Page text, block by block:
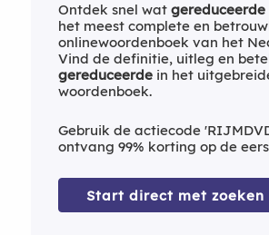
Ontdek snel wat gereduceerde
het meest complete en
onlinewoordenboek van het
Vind de definitie, uitleg en
gereduceerdein het
woordenboek.
Gebruik de actiecode
ontvang 99% korting op de
Start direct met zoeken